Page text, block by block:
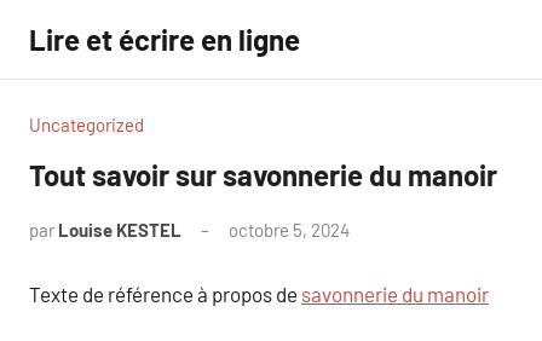
contenu
Lire et écrire en ligne
Uncategorized
Tout savoir sur savonnerie du manoir
par Louise KESTEL octobre 5, 2024
Texte de référence à propos de savonnerie du manoir